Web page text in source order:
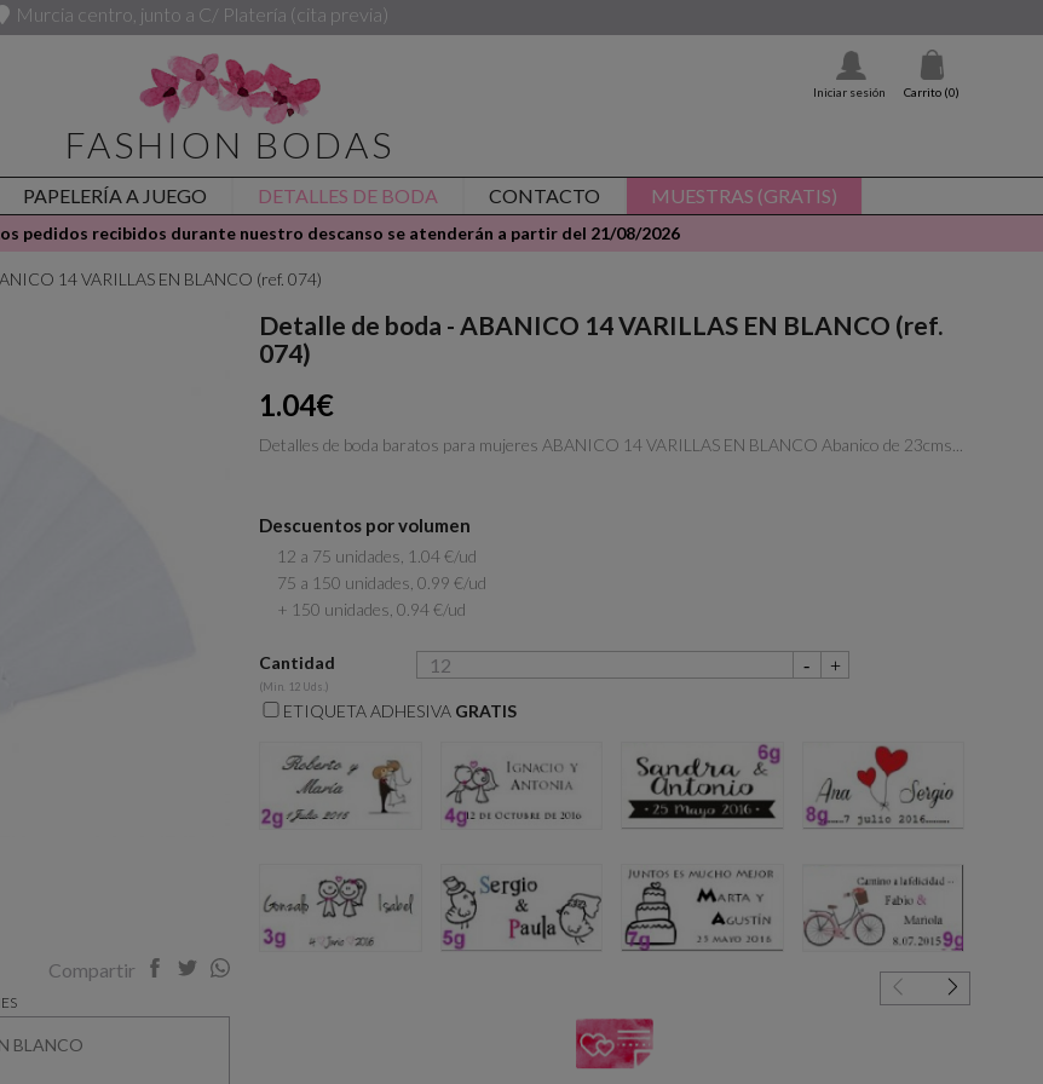
Murcia centro, junto a C/ Platería (cita previa)
Iniciar sesión Carrito (0)
FASHION BODAS
PAPELERÍA A JUEGO DETALLES DE BODA CONTACTO MUESTRAS (GRATIS)
pedidos recibidos durante nuestro descanso se atenderán a partir del 21/08/2026
14 VARILLAS EN BLANCO (ref. 074)
Compartir
BLANCO
Detalle de boda - ABANICO 14 VARILLAS EN BLANCO (ref.
074)
1.04€
Detalles de boda baratos para mujeres ABANICO 14 VARILLAS EN BLANCO Abanico de 23cms...
Descuentos por volumen
12 a 75 unidades, 1.04 €/ud
75 a 150 unidades, 0.99 €/ud
+ 150 unidades, 0.94 €/ud
Cantidad
(Min. 12 Uds.)
ETIQUETA ADHESIVA GRATIS